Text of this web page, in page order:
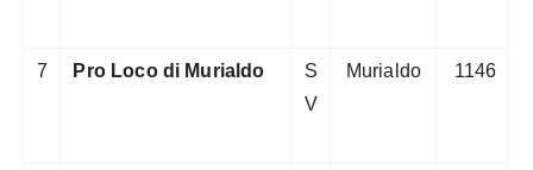
7 Pro Loco di Murialdo
S
V
Murialdo 1146